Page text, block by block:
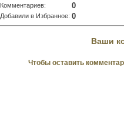
Комментариев: 0
Добавили в Избранное: 0
Ваши
Чтобы оставить